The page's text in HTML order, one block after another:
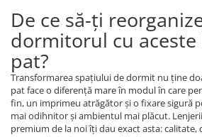
De ce să-ți
dormitorul cu
pat?
Transformarea spaţiului de dormit nu ţine
pat face o diferenţă mare în modul în care
fin, un imprimeu atrăgător şi o fixare sigură
mai odihnitor şi ambientul mai plăcut.
premium de la noi îţi dau exact asta: calitate,